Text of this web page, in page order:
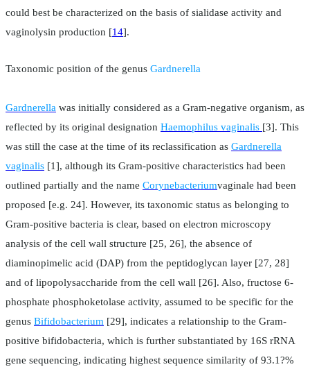
could best be characterized on the basis of sialidase activity and
vaginolysin production [14].
Taxonomic position of the genus Gardnerella
Gardnerella was initially considered as a Gram-negative organism, as
reflected by its original designation Haemophilus vaginalis [3]. This
was still the case at the time of its reclassification as Gardnerella
vaginalis [1], although its Gram-positive characteristics had been
outlined partially and the name Corynebacteriumvaginale had been
proposed [e.g. 24]. However, its taxonomic status as belonging to
Gram-positive bacteria is clear, based on electron microscopy
analysis of the cell wall structure [25, 26], the absence of
diaminopimelic acid (DAP) from the peptidoglycan layer [27, 28]
and of lipopolysaccharide from the cell wall [26]. Also, fructose 6-
phosphate phosphoketolase activity, assumed to be specific for the
genus Bifidobacterium [29], indicates a relationship to the Gram-
positive bifidobacteria, which is further substantiated by 16S rRNA
gene sequencing, indicating highest sequence similarity of 93.1?%